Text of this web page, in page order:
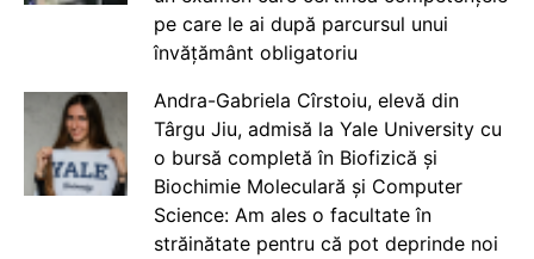
pe care le ai după parcursul unui
învățământ obligatoriu
Andra-Gabriela Cîrstoiu, elevă din
Târgu Jiu, admisă la Yale University cu
o bursă completă în Biofizică și
Biochimie Moleculară și Computer
Science: Am ales o facultate în
străinătate pentru că pot deprinde noi